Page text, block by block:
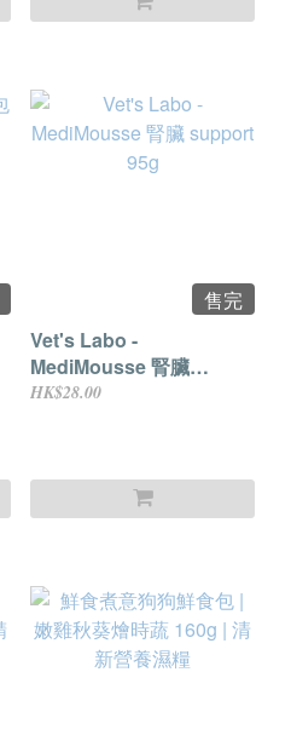
售完
Vet's Labo -
MediMousse 腎臟
support 95g
HK$28.00